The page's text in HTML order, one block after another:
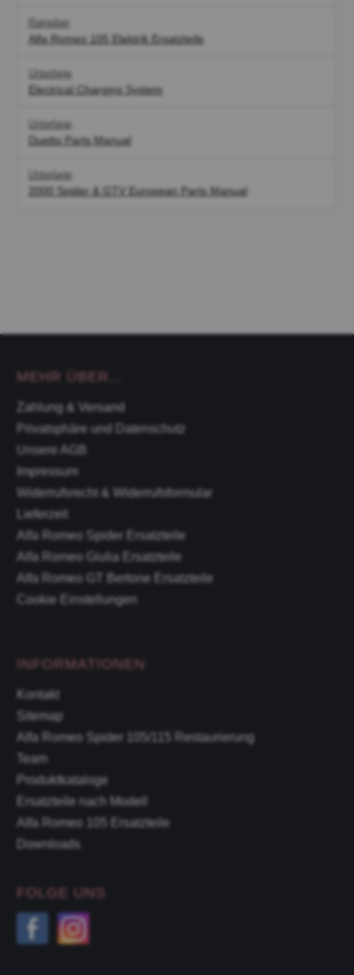
Ratgeber
Alfa Romeo 105 Elektrik Ersatzteile
Unterlage
Electrical Charging System
Unterlage
Duetto Parts Manual
Unterlage
2000 Spider & GTV European Parts Manual
MEHR ÜBER...
Zahlung & Versand
Privatsphäre und Datenschutz
Unsere AGB
Impressum
Widerrufsrecht & Widerrufsformular
Lieferzeit
Alfa Romeo Spider Ersatzteile
Alfa Romeo Giulia Ersatzteile
Alfa Romeo GT Bertone Ersatzteile
Cookie Einstellungen
INFORMATIONEN
Kontakt
Sitemap
Alfa Romeo Spider 105/115 Restaurierung
Team
Produktkataloge
Ersatzteile nach Modell
Alfa Romeo 105 Ersatzteile
Downloads
FOLGE UNS